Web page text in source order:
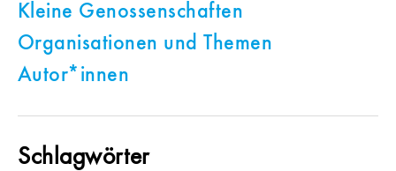
Kleine Genossenschaften
Organisationen und Themen
Autor*innen
Schlagwörter